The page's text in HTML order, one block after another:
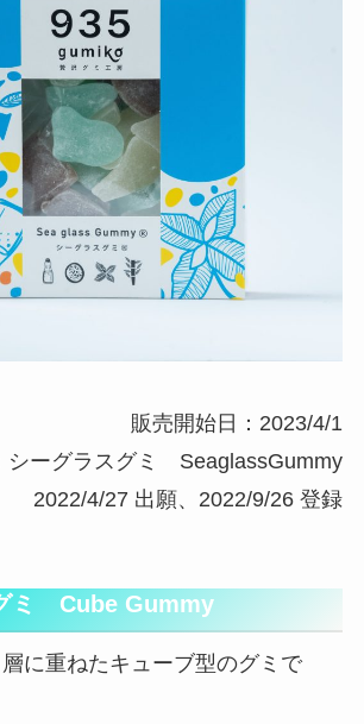
販売開始日：2023/4/1
ーグラスグミ SeaglassGummy
2022/4/27 出願、2022/9/26 登録
ミ Cube Gummy
に重ねたキューブ型のグミで